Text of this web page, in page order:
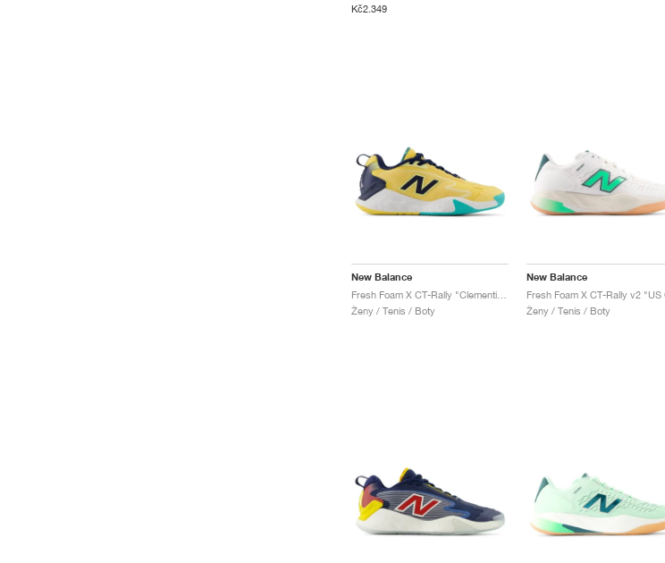
Kč2.349
New Balance
Ženy / Tenis / Boty
New Balance
Ženy / Tenis / Boty